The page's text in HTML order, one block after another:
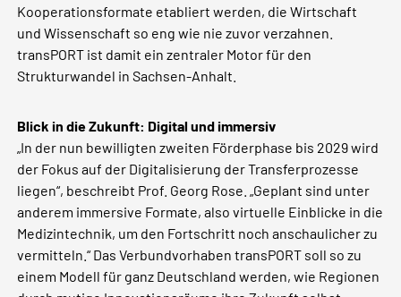
Kooperationsformate etabliert werden, die Wirtschaft
und Wissenschaft so eng wie nie zuvor verzahnen.
transPORT ist damit ein zentraler Motor für den
Strukturwandel in Sachsen-Anhalt.
Blick in die Zukunft: Digital und immersiv
„In der nun bewilligten zweiten Förderphase bis 2029 wird
der Fokus auf der Digitalisierung der Transferprozesse
liegen“, beschreibt Prof. Georg Rose. „Geplant sind unter
anderem immersive Formate, also virtuelle Einblicke in die
Medizintechnik, um den Fortschritt noch anschaulicher zu
vermitteln.“ Das Verbundvorhaben transPORT soll so zu
einem Modell für ganz Deutschland werden, wie Regionen